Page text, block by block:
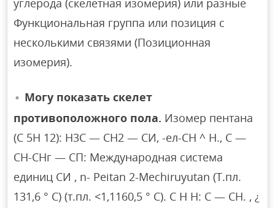
углерода (скелетная изомерия) или разные
Функциональная группа или позиция с
несколькими связями (Позиционная
изомерия).
Могу показать скелет
противоположного пола. Изомер пентана
(C 5H 12): Н3С — СН2 — СИ, -ел-СН ^ Н., С —
СН-СНг — СП: Международная система
единиц СИ , n- Peitan 2-Mechiruyutan (Т.пл.
131,6 ° С) (т.пл. <1,1160,5 ° С). C H H: C — CH. , ¿